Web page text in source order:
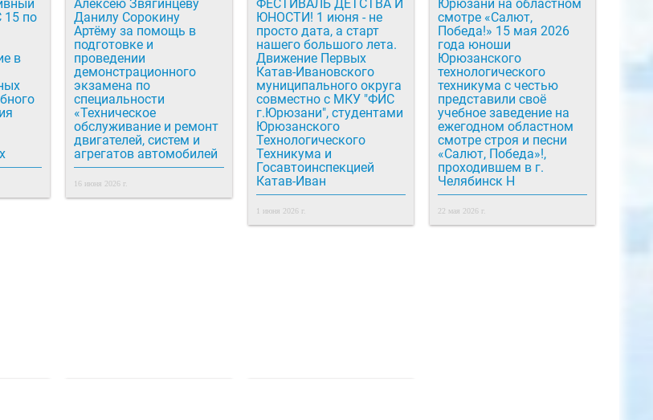
15 по
в
Алексею Звягинцеву
Данилу Сорокину
Артёму за помощь в
подготовке и
проведении
демонстрационного
экзамена по
специальности
«Техническое
обслуживание и ремонт
двигателей, систем и
агрегатов автомобилей
16 июня 2026 г.
ФЕСТИВАЛЬ ДЕТСТВА И
ЮНОСТИ! 1 июня - не
просто дата, а старт
нашего большого лета.
Движение Первых
Катав-Ивановского
муниципального округа
совместно с МКУ "ФИС
г.Юрюзани", студентами
Юрюзанского
Технологического
Техникума и
Госавтоинспекцией
Катав-Иван
1 июня 2026 г.
Юрюзани на областном
смотре «Салют,
Победа!» 15 мая 2026
года юноши
Юрюзанского
технологического
техникума с честью
представили своё
учебное заведение на
ежегодном областном
смотре строя и песни
«Салют, Победа»!,
проходившем в г.
Челябинск Н
22 мая 2026 г.